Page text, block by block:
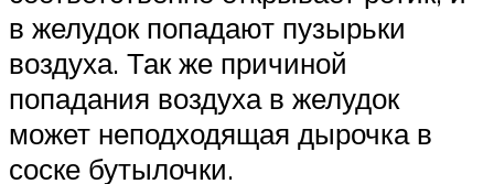
в желудок попадают пузырьки
воздуха. Так же причиной
попадания воздуха в желудок
может неподходящая дырочка в
соске бутылочки.